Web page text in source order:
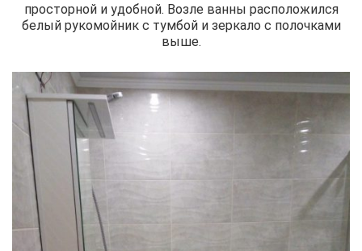
просторной и удобной. Возле ванны расположился
белый рукомойник с тумбой и зеркало с полочками
выше.